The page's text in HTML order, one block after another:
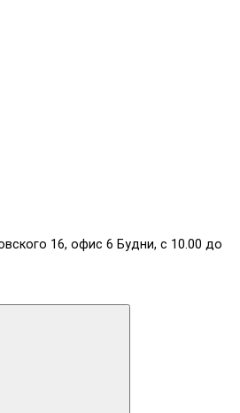
16, офис 6 Будни, с 10.00 до